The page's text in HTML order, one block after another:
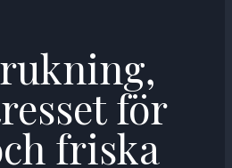
för
friska